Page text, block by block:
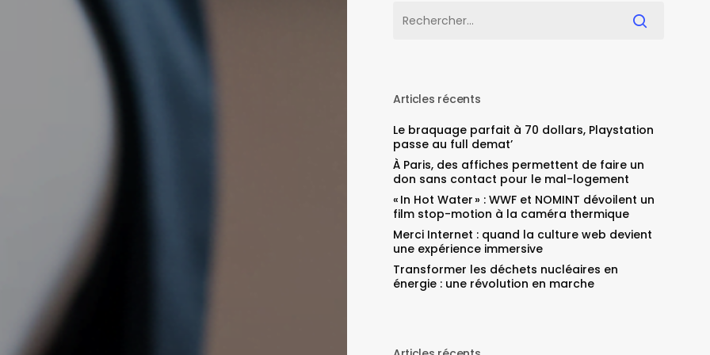
Articles récents
Le braquage parfait à 70 dollars, Playstation
passe au full demat’
À Paris, des affiches permettent de faire un
don sans contact pour le mal-logement
« In Hot Water » : WWF et NOMINT dévoilent un
film stop-motion à la caméra thermique
Merci Internet : quand la culture web devient
une expérience immersive
Transformer les déchets nucléaires en
énergie : une révolution en marche